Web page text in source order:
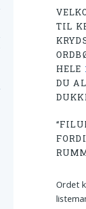
TIL
HELE
DU
Ordet